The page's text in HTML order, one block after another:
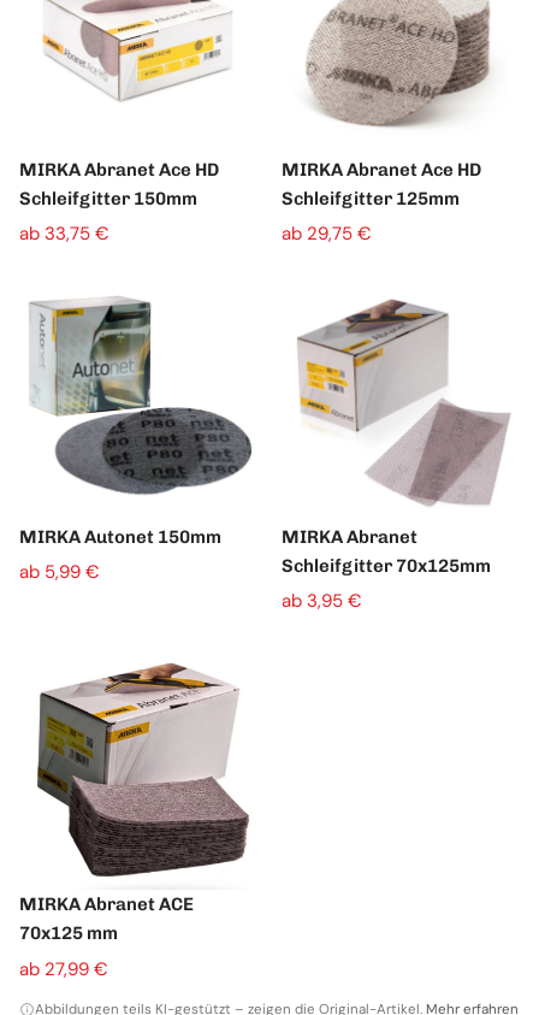
MIRKA Abranet Ace HD
Schleifgitter 150mm
ab 33,75 €
MIRKA Abranet Ace HD
Schleifgitter 125mm
ab 29,75 €
MIRKA Autonet 150mm
ab 5,99 €
MIRKA Abranet
Schleifgitter 70x125mm
ab 3,95 €
MIRKA Abranet ACE
70x125 mm
ab 27,99 €
Abbildungen teils KI-gestützt – zeigen die Original-Artikel. Mehr erfahren